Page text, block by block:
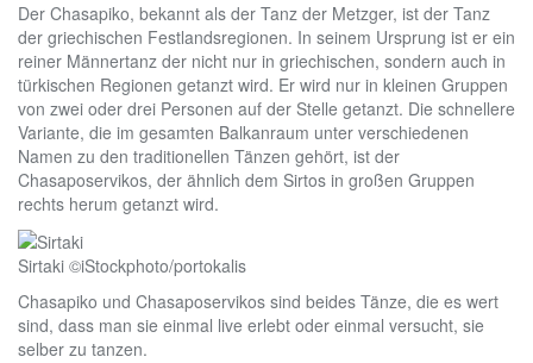
Der Chasapiko, bekannt als der Tanz der Metzger, ist der Tanz
der griechischen Festlandsregionen. In seinem Ursprung ist er ein
reiner Männertanz der nicht nur in griechischen, sondern auch in
türkischen Regionen getanzt wird. Er wird nur in kleinen Gruppen
von zwei oder drei Personen auf der Stelle getanzt. Die schnellere
Variante, die im gesamten Balkanraum unter verschiedenen
Namen zu den traditionellen Tänzen gehört, ist der
Chasaposervikos, der ähnlich dem Sirtos in großen Gruppen
rechts herum getanzt wird.
Sirtaki ©iStockphoto/portokalis
Chasapiko und Chasaposervikos sind beides Tänze, die es wert
sind, dass man sie einmal live erlebt oder einmal versucht, sie
selber zu tanzen.